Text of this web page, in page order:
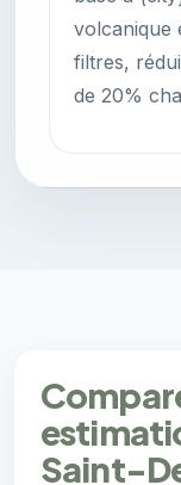
volcanique
filtres,
de 20%
Saint-